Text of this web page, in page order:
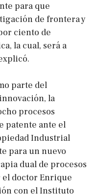
para que
de frontera y
ciento de
la cual, será a
parte del
la
procesos
patente ante el
Industrial
para un nuevo
dual de procesos
doctor Enrique
con el Instituto